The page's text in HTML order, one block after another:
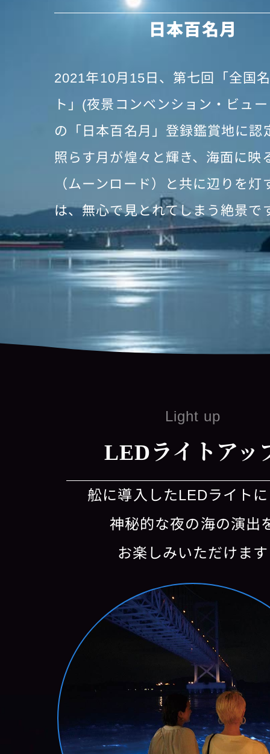
日本百名月
2021年10月15日、第七回「全国
ト」(夜景コンベンション・ビュ
の「日本百名月」登録鑑賞地に認
照らす月が煌々と輝き、海面に映
（ムーンロード）と共に辺りを灯
は、無心で見とれてしまう絶景で
Light up
LEDライトアッ
舩に導入したLEDライト
神秘的な夜の海の演出
お楽しみいただけます